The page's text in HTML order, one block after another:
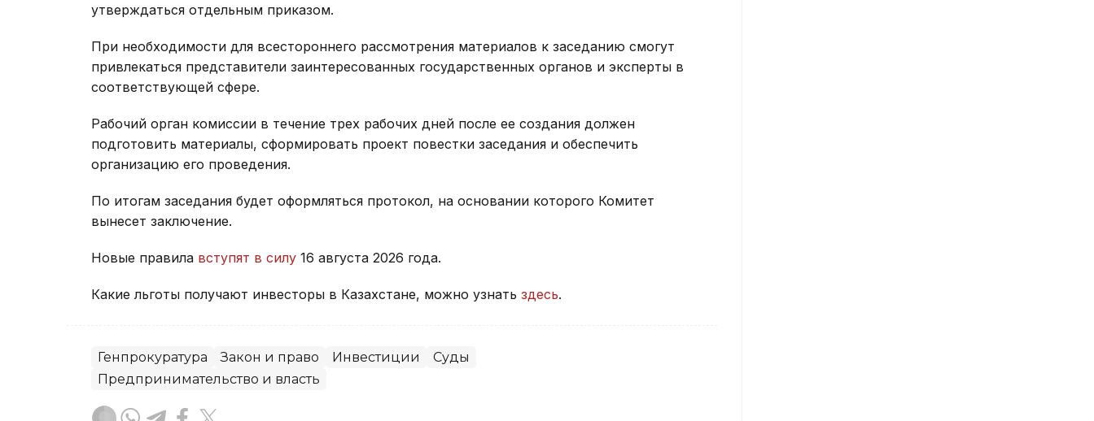
утверждаться отдельным приказом.
При необходимости для всестороннего рассмотрения материалов к заседанию смогут
привлекаться представители заинтересованных государственных органов и эксперты в
соответствующей сфере.
Рабочий орган комиссии в течение трех рабочих дней после ее создания должен
подготовить материалы, сформировать проект повестки заседания и обеспечить
организацию его проведения.
По итогам заседания будет оформляться протокол, на основании которого Комитет
вынесет заключение.
Новые правила вступят в силу 16 августа 2026 года.
Какие льготы получают инвесторы в Казахстане, можно узнать здесь.
Генпрокуратура Закон и право Инвестиции
Суды
Предпринимательство и власть